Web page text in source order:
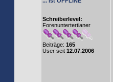
Schreiberlevel:
Forenuntertertianer
Beiträge: 165
User seit 12.07.2006